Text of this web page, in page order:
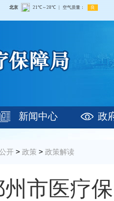
新闻中心 政
开 > 政策 > 政策解读
州市医疗